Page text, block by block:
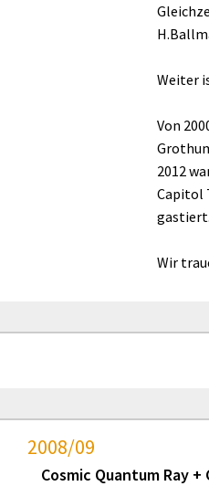
Weiter
Von
2012
Capitol
gastiert.
Wir
2008/09
Cosmic Quantum Ray